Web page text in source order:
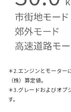
＊2.エンジンとモーター
（株）算定値。
＊3.グレードおよびオプ
す。